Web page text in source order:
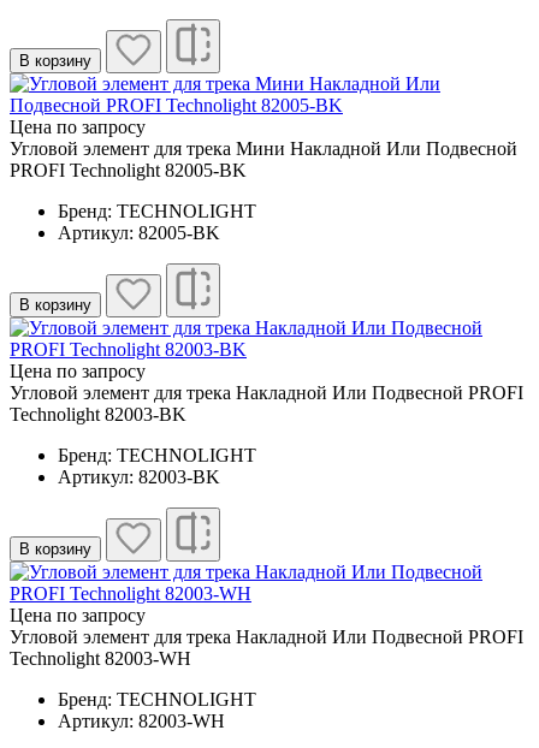
В корзину
Цена по запросу
Угловой элемент для трека Мини Накладной Или Подвесной
PROFI Technolight 82005-BK
Бренд: TECHNOLIGHT
Артикул: 82005-BK
В корзину
Цена по запросу
Угловой элемент для трека Накладной Или Подвесной PROFI
Technolight 82003-BK
Бренд: TECHNOLIGHT
Артикул: 82003-BK
В корзину
Цена по запросу
Угловой элемент для трека Накладной Или Подвесной PROFI
Technolight 82003-WH
Бренд: TECHNOLIGHT
Артикул: 82003-WH